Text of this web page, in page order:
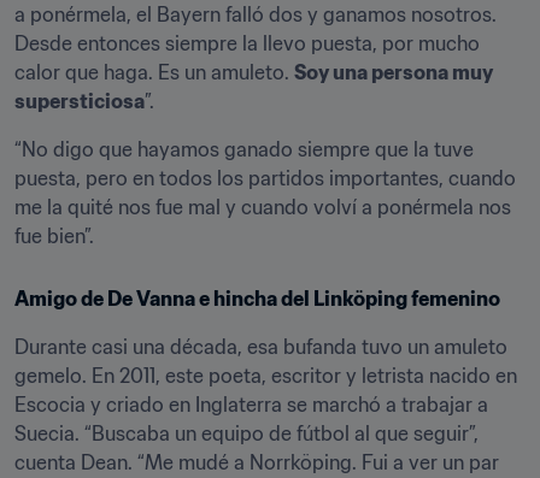
a ponérmela, el Bayern falló dos y ganamos nosotros.
Desde entonces siempre la llevo puesta, por mucho
calor que haga. Es un amuleto. Soy una persona muy
supersticiosa”.
“No digo que hayamos ganado siempre que la tuve
puesta, pero en todos los partidos importantes, cuando
me la quité nos fue mal y cuando volví a ponérmela nos
fue bien”.
Amigo de De Vanna e hincha del Linköping femenino
Durante casi una década, esa bufanda tuvo un amuleto
gemelo. En 2011, este poeta, escritor y letrista nacido en
Escocia y criado en Inglaterra se marchó a trabajar a
Suecia. “Buscaba un equipo de fútbol al que seguir”,
cuenta Dean. “Me mudé a Norrköping. Fui a ver un par